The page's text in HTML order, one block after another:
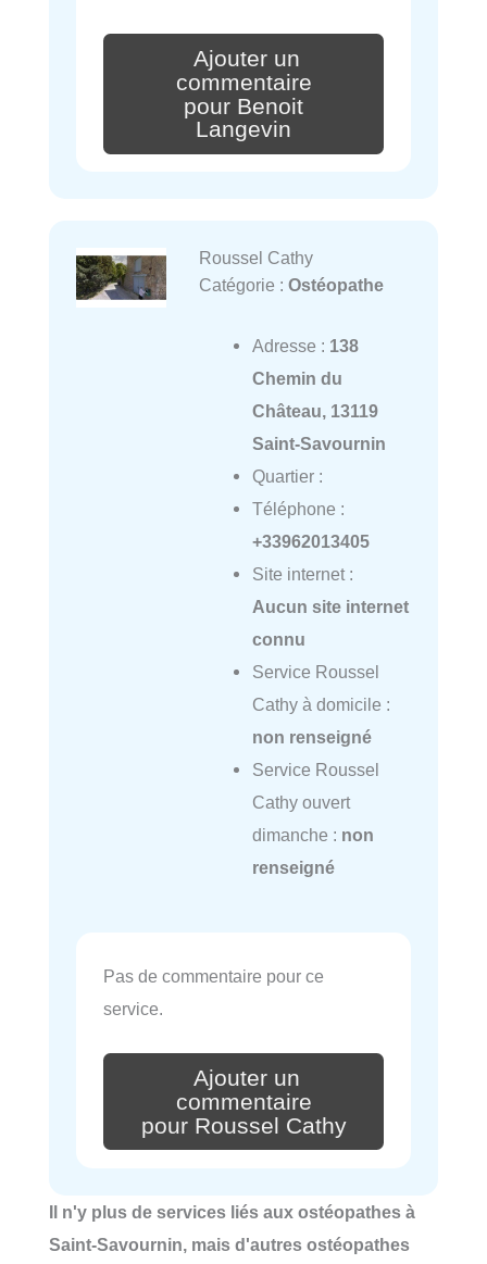
Ajouter un
commentaire
pour Benoit
Langevin
Roussel Cathy
Catégorie : Ostéopathe
Adresse : 138
Chemin du
Château, 13119
Saint-Savournin
Quartier :
Téléphone :
+33962013405
Site internet :
Aucun site internet
connu
Service Roussel
Cathy à domicile :
non renseigné
Service Roussel
Cathy ouvert
dimanche : non
renseigné
Pas de commentaire pour ce
service.
Ajouter un
commentaire
pour Roussel Cathy
Il n'y plus de services liés aux ostéopathes à
Saint-Savournin, mais d'autres ostéopathes